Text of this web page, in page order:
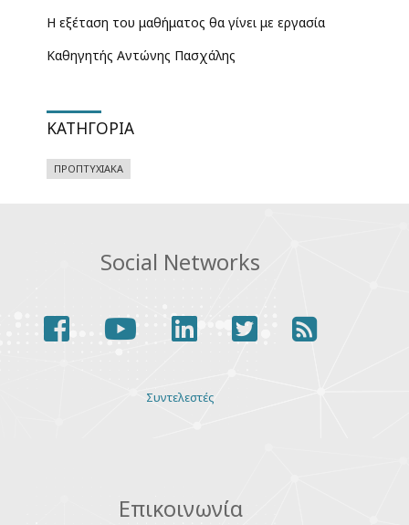
Η εξέταση του μαθήματος θα γίνει με εργασία
Καθηγητής Αντώνης Πασχάλης
ΚΑΤΗΓΟΡΊΑ
ΠΡΟΠΤΥΧΙΑΚΆ
Social Networks
facebookyoutubelinkedintwitterrss
Συντελεστές
Επικοινωνία